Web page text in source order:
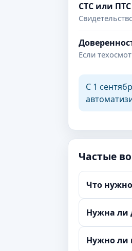
СТС или ПТС
Если
С 1
Частые
Что
Нужна ли
Нужно ли